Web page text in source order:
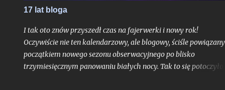
17 lat bloga
I tak oto znów przyszedł czas na fajerwerki i nowy rok!
Oczywiście nie ten kalendarzowy, ale blogowy, ściśle
początkiem nowego sezonu obserwacyjnego po blisko
trzymiesięcznym panowaniu białych nocy. Tak to się